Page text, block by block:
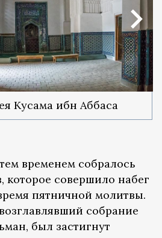
Кусама ибн Аббаса
временем собралось
которое совершило набег
пятничной молитвы.
собрание
был застигнут